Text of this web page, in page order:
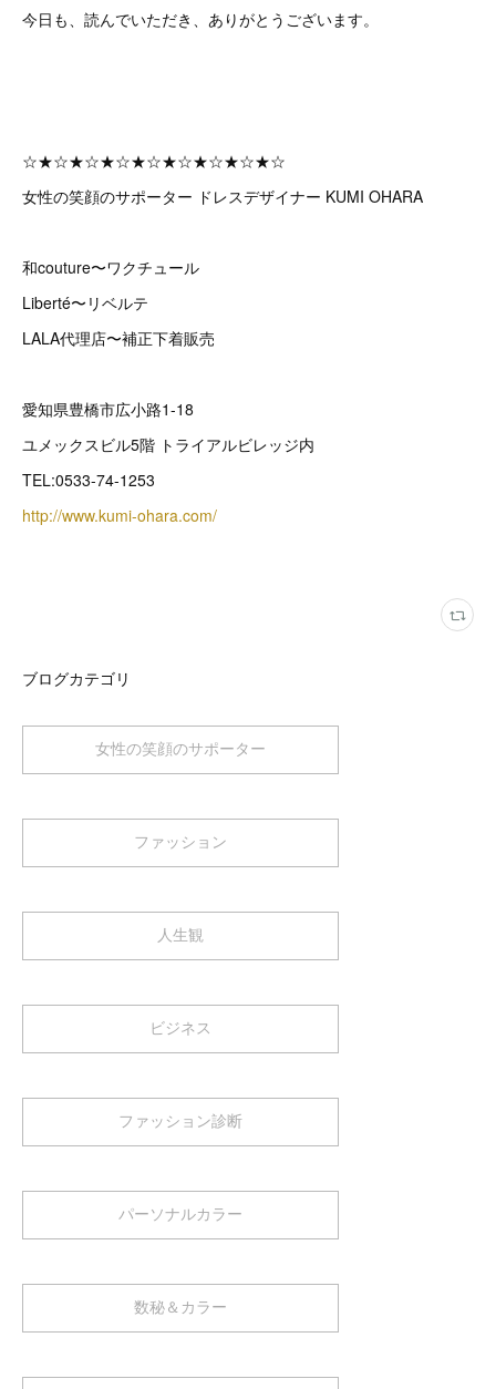
今日も、読んでいただき、ありがとうございます。
☆★☆★☆★☆★☆★☆★☆★☆★☆
女性の笑顔のサポーター ドレスデザイナー KUMI OHARA
和couture〜ワクチュール
Liberté〜リベルテ
LALA代理店〜補正下着販売
愛知県豊橋市広小路1-18
ユメックスビル5階 トライアルビレッジ内
TEL:0533-74-1253
http://www.kumi-ohara.com/
ブログカテゴリ
女性の笑顔のサポーター
ファッション
人生観
ビジネス
ファッション診断
パーソナルカラー
数秘＆カラー